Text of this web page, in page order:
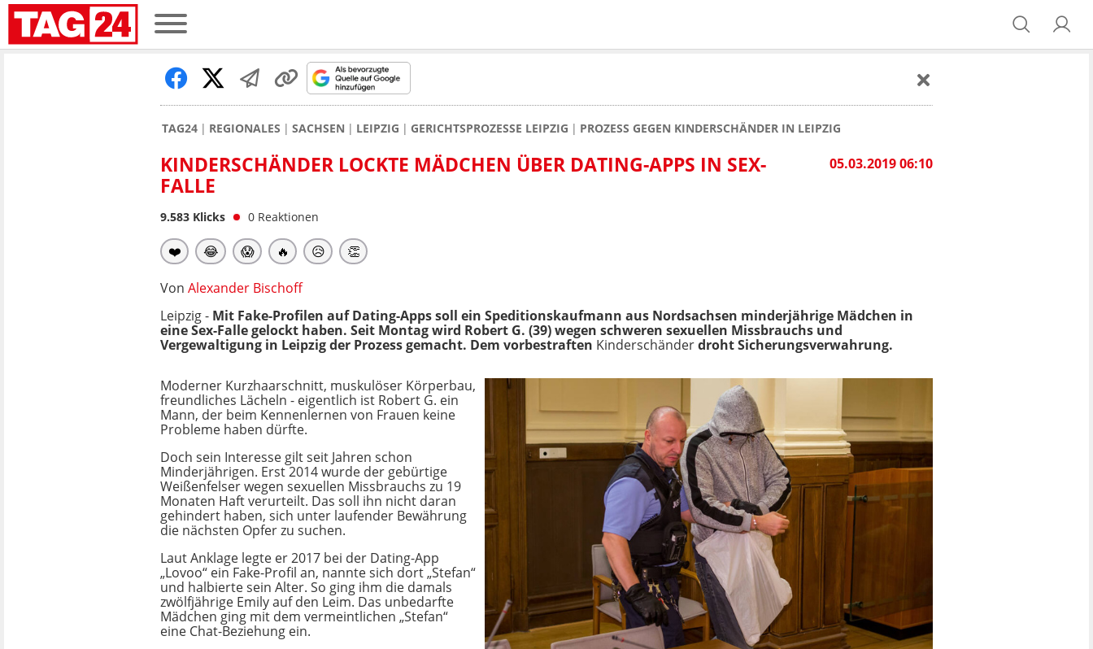
TAG24 REGIONALES SACHSEN LEIPZIG GERICHTSPROZESSE LEIPZIG PROZESS GEGEN KINDERSCHÄNDER IN LEIPZIG
05.03.2019 06:10
KINDERSCHÄNDER LOCKTE MÄDCHEN ÜBER DATING-APPS IN SEX-
FALLE
9.583 Klicks 0 Reaktionen
❤️ 😂 😱 🔥 😥 👏
Von Alexander Bischoff
Leipzig - Mit Fake-Profilen auf Dating-Apps soll ein Speditionskaufmann aus Nordsachsen minderjährige Mädchen in
eine Sex-Falle gelockt haben. Seit Montag wird Robert G. (39) wegen schweren sexuellen Missbrauchs und
Vergewaltigung in Leipzig der Prozess gemacht. Dem vorbestraften Kinderschänderdroht Sicherungsverwahrung.
Moderner Kurzhaarschnitt, muskulöser Körperbau,
freundliches Lächeln - eigentlich ist Robert G. ein
Mann, der beim Kennenlernen von Frauen keine
Probleme haben dürfte.
Doch sein Interesse gilt seit Jahren schon
Minderjährigen. Erst 2014 wurde der gebürtige
Weißenfelser wegen sexuellen Missbrauchs zu 19
Monaten Haft verurteilt. Das soll ihn nicht daran
gehindert haben, sich unter laufender Bewährung
die nächsten Opfer zu suchen.
Laut Anklage legte er 2017 bei der Dating-App
„Lovoo“ ein Fake-Profil an, nannte sich dort „Stefan“
und halbierte sein Alter. So ging ihm die damals
zwölfjährige Emily auf den Leim. Das unbedarfte
Mädchen ging mit dem vermeintlichen „Stefan“
eine Chat-Beziehung ein.